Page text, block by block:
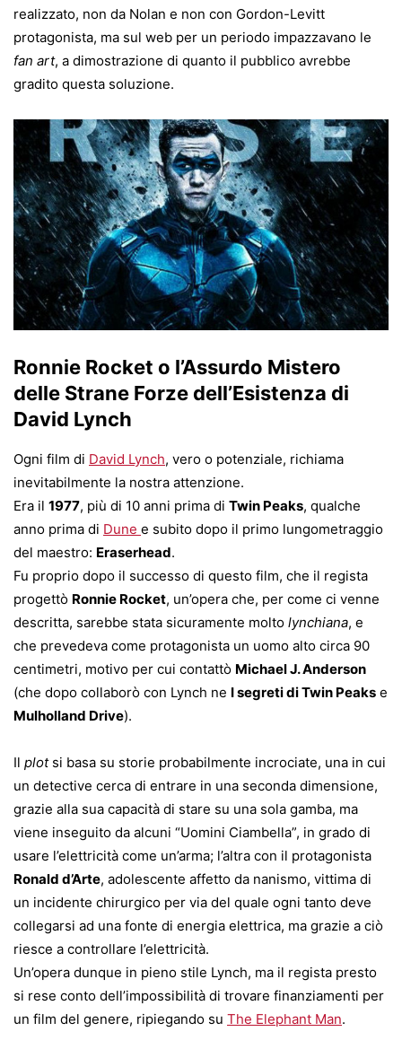
realizzato, non da Nolan e non con Gordon-Levitt
protagonista, ma sul web per un periodo impazzavano le
fan art, a dimostrazione di quanto il pubblico avrebbe
gradito questa soluzione.
Ronnie Rocket o l’Assurdo Mistero
delle Strane Forze dell’Esistenza di
David Lynch
Ogni film di David Lynch, vero o potenziale, richiama
inevitabilmente la nostra attenzione.
Era il 1977, più di 10 anni prima di Twin Peaks, qualche
anno prima di Dune e subito dopo il primo lungometraggio
del maestro: Eraserhead.
Fu proprio dopo il successo di questo film, che il regista
progettò Ronnie Rocket, un’opera che, per come ci venne
descritta, sarebbe stata sicuramente molto lynchiana, e
che prevedeva come protagonista un uomo alto circa 90
centimetri, motivo per cui contattò Michael J. Anderson
(che dopo collaborò con Lynch ne I segreti di Twin Peaks e
Mulholland Drive).
Il plotsi basa su storie probabilmente incrociate, una in cui
un detective cerca di entrare in una seconda dimensione,
grazie alla sua capacità di stare su una sola gamba, ma
viene inseguito da alcuni “Uomini Ciambella”, in grado di
usare l’elettricità come un’arma; l’altra con il protagonista
Ronald d’Arte, adolescente affetto da nanismo, vittima di
un incidente chirurgico per via del quale ogni tanto deve
collegarsi ad una fonte di energia elettrica, ma grazie a ciò
riesce a controllare l’elettricità.
Un’opera dunque in pieno stile Lynch, ma il regista presto
si rese conto dell’impossibilità di trovare finanziamenti per
un film del genere, ripiegando su The Elephant Man.